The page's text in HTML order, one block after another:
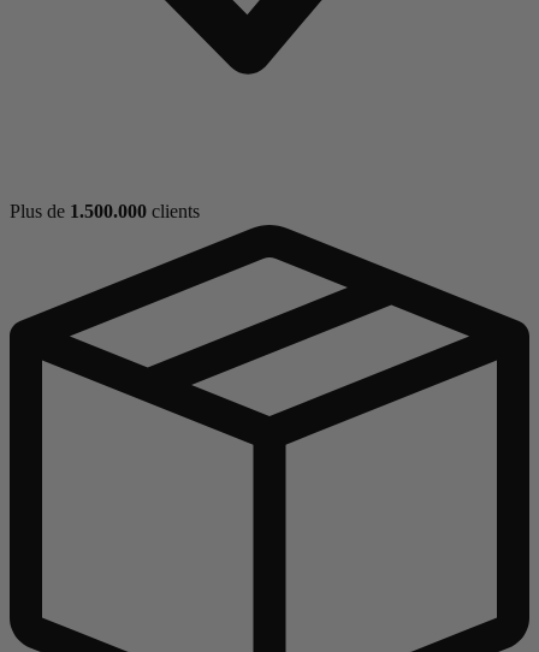
Plus de 1.500.000 clients